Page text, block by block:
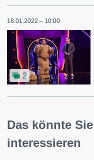
18.01.2022 – 10:00
2
Das könnte
interessieren